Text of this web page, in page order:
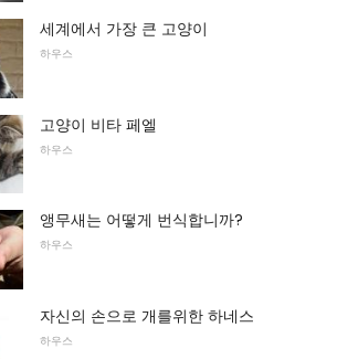
세계에서 가장 큰 고양이
하우스
고양이 비타 페엘
하우스
앵무새는 어떻게 번식합니까?
하우스
자신의 손으로 개를위한 하네스
하우스